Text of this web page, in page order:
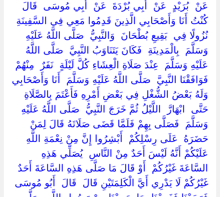
‏عَنْ ‏ ‏بُرَيْدٍ ‏ ‏عَنْ ‏ ‏أَبِي بُرْدَةَ ‏ ‏عَنْ ‏ ‏أَبِي مُوسَى ‏ ‏قَالَ ‏
‏كُنْتُ أَنَا وَأَصْحَابِي الَّذِينَ قَدِمُوا مَعِي فِي السَّفِينَةِ
نُزُولًا فِي ‏ ‏بَقِيعِ بُطْحَانَ ‏ ‏وَالنَّبِيُّ ‏ ‏صَلَّى اللَّهُ عَلَيْهِ
وَسَلَّمَ ‏ ‏بِالْمَدِينَةِ ‏ ‏فَكَانَ يَتَنَاوَبُ النَّبِيَّ ‏ ‏صَلَّى اللَّهُ
عَلَيْهِ وَسَلَّمَ ‏ ‏عِنْدَ صَلَاةِ الْعِشَاءِ كُلَّ لَيْلَةٍ ‏ ‏نَفَرٌ ‏ ‏مِنْهُمْ
فَوَافَقْنَا النَّبِيَّ ‏ ‏صَلَّى اللَّهُ عَلَيْهِ وَسَلَّمَ ‏ ‏أَنَا وَأَصْحَابِي
وَلَهُ بَعْضُ الشُّغْلِ فِي بَعْضِ أَمْرِهِ فَأَعْتَمَ بِالصَّلَاةِ
حَتَّى ‏ ‏ابْهَارَّ ‏ ‏اللَّيْلُ ثُمَّ خَرَجَ النَّبِيُّ ‏ ‏صَلَّى اللَّهُ عَلَيْهِ
وَسَلَّمَ ‏ ‏فَصَلَّى بِهِمْ فَلَمَّا قَضَى صَلَاتَهُ قَالَ لِمَنْ
حَضَرَهُ ‏ ‏عَلَى رِسْلِكُمْ ‏ ‏أَبْشِرُوا إِنَّ مِنْ نِعْمَةِ اللَّهِ
عَلَيْكُمْ أَنَّهُ لَيْسَ أَحَدٌ مِنْ النَّاسِ ‏ ‏يُصَلِّي هَذِهِ
السَّاعَةَ غَيْرُكُمْ ‏ ‏أَوْ قَالَ مَا صَلَّى هَذِهِ السَّاعَةَ أَحَدٌ
غَيْرُكُمْ لَا يَدْرِي أَيَّ الْكَلِمَتَيْنِ قَالَ ‏ ‏قَالَ ‏ ‏أَبُو مُوسَى ‏